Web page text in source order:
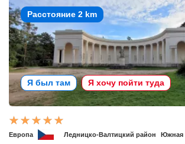
Расстояние 2 km
Я был там Я хочу пойти туда
Европа Ледницко-Валтицкий район Южная